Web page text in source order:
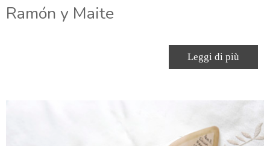
Ramón y Maite
Leggi di più